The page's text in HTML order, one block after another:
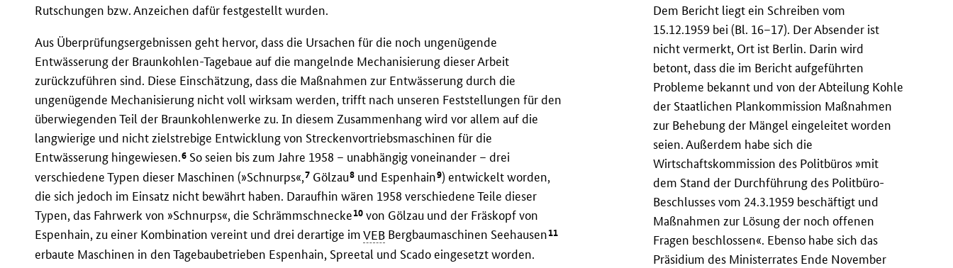
Dem Bericht liegt ein Schreiben vom
15.12.1959 bei (Bl. 16–17). Der Absender ist
nicht vermerkt, Ort ist Berlin. Darin wird
betont, dass die im Bericht aufgeführten
Probleme bekannt und von der Abteilung Kohle
der Staatlichen Plankommission Maßnahmen
zur Behebung der Mängel eingeleitet worden
seien. Außerdem habe sich die
Wirtschaftskommission des Politbüros »mit
dem Stand der Durchführung des Politbüro-
Beschlusses vom 24.3.1959 beschäftigt und
Maßnahmen zur Lösung der noch offenen
Fragen beschlossen«. Ebenso habe sich das
Präsidium des Ministerrates Ende November
Rutschungen bzw. Anzeichen dafür festgestellt wurden.
Aus Überprüfungsergebnissen geht hervor, dass die Ursachen für die noch ungenügende
Entwässerung der Braunkohlen-Tagebaue auf die mangelnde Mechanisierung dieser Arbeit
zurückzuführen sind. Diese Einschätzung, dass die Maßnahmen zur Entwässerung durch die
ungenügende Mechanisierung nicht voll wirksam werden, trifft nach unseren Feststellungen für den
überwiegenden Teil der Braunkohlenwerke zu. In diesem Zusammenhang wird vor allem auf die
langwierige und nicht zielstrebige Entwicklung von Streckenvortriebsmaschinen für die
Entwässerung hingewiesen.6 So seien bis zum Jahre 1958 – unabhängig voneinander – drei
verschiedene Typen dieser Maschinen (»Schnurps«,7 Gölzau8 und Espenhain9) entwickelt worden,
die sich jedoch im Einsatz nicht bewährt haben. Daraufhin wären 1958 verschiedene Teile dieser
Typen, das Fahrwerk von »Schnurps«, die Schrämmschnecke10 von Gölzau und der Fräskopf von
Espenhain, zu einer Kombination vereint und drei derartige imVEB Bergbaumaschinen Seehausen11
erbaute Maschinen in den Tagebaubetrieben Espenhain, Spreetal und Scado eingesetzt worden.